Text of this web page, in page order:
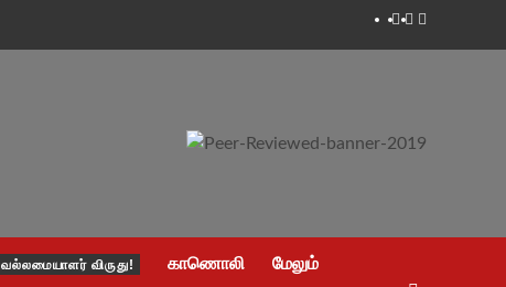
Facebook
Twitter
Youtube
வல்லமையாளர் விருது! காணொலி மேலும்